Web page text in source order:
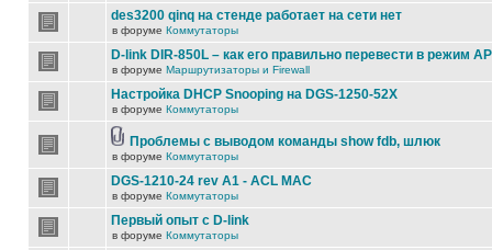
des3200 qinq на стенде работает на сети нет
в форуме Коммутаторы
D-link DIR-850L – как его правильно перевести в режим
в форуме Маршрутизаторы и Firewall
Настройка DHCP Snooping на DGS-1250-52X
в форуме Коммутаторы
Проблемы с выводом команды show fdb, шлюк
в форуме Коммутаторы
DGS-1210-24 rev A1 - ACL MAC
в форуме Коммутаторы
Первый опыт с D-link
в форуме Коммутаторы